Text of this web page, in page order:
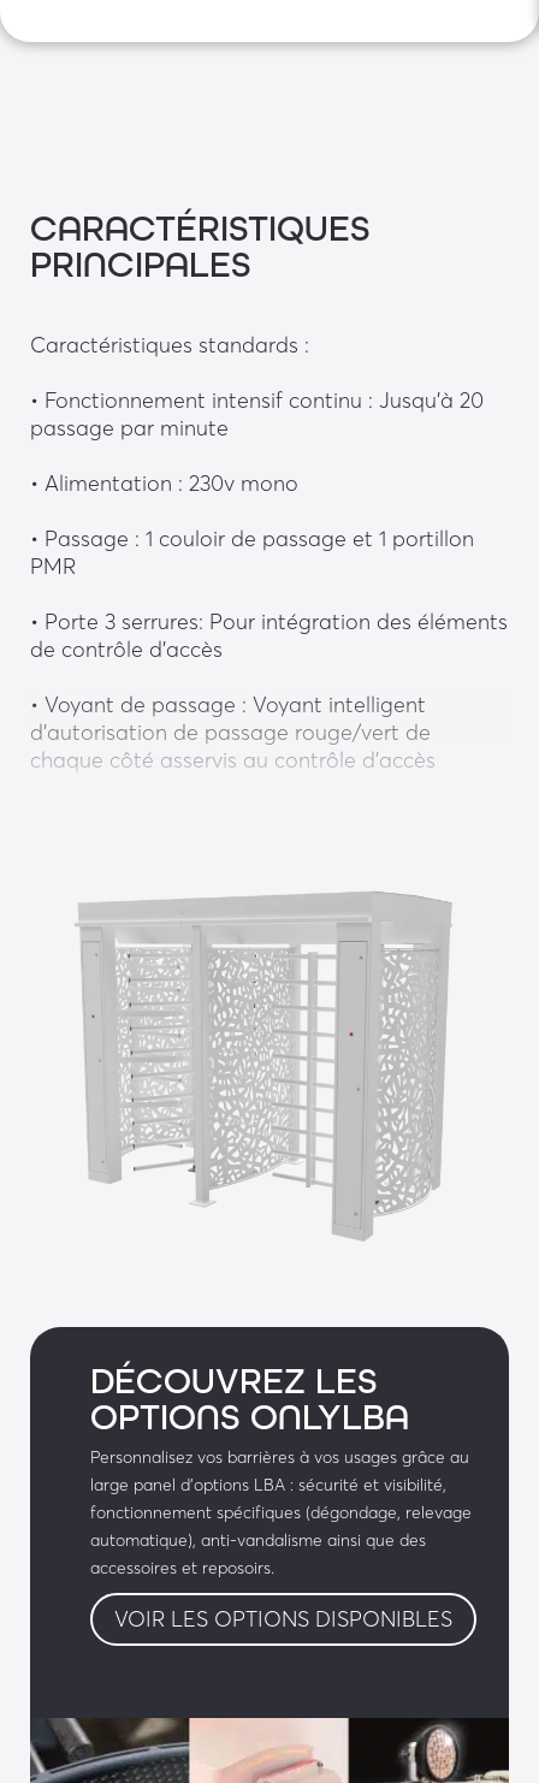
CARACTÉRISTIQUES
PRINCIPALES
Caractéristiques standards :
• Fonctionnement intensif continu : Jusqu’à 20
passage par minute
• Alimentation : 230v mono
• Passage : 1 couloir de passage et 1 portillon
PMR
• Porte 3 serrures: Pour intégration des éléments
de contrôle d’accès
• Voyant de passage : Voyant intelligent
d’autorisation de passage rouge/vert de
chaque côté asservis au contrôle d’accès
• Tôle design : Aluminium, peinture polyester,
RAL 9010
• Rotor : Sans visserie en prise directe
• Capteur rotatif : Pour une connaissance
précise de la position sur 360°
• Éclairage : LED intégré de chaque côté
• Carte de commande ONE-C comprenant :
Alimentation, automate, variateur de fréquence,
SD, RJ45 (Modbus) et limiteur de couple (si
IP
Equipements optionnels :
Personnalisation :
• Peinture polyester avec choix de couleur
spéciale (RAL à définir)
• Interrupteur crépusculaire
• Motorisation portillon
• Pictogrammes intelligents à LED pour sens de
DÉCOUVREZ LES
OPTIONS ONLYLBA
Personnalisez vos barrières à vos usages grâce au
large panel d’options LBA : sécurité et visibilité,
fonctionnement spécifiques (dégondage, relevage
automatique), anti-vandalisme ainsi que des
accessoires et reposoirs.
VOIR LES OPTIONS DISPONIBLES